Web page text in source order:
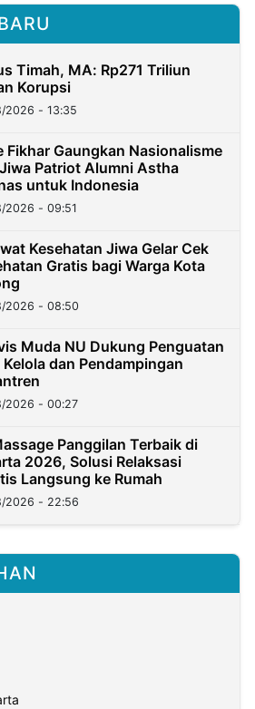
Timah, MA: Rp271 Triliun
Korupsi
2026 - 13:35
Fikhar Gaungkan Nasionalisme
Patriot Alumni Astha
untuk Indonesia
2026 - 09:51
Kesehatan Jiwa Gelar Cek
Gratis bagi Warga Kota
2026 - 08:50
Muda NU Dukung Penguatan
Kelola dan Pendampingan
2026 - 00:27
Panggilan Terbaik di
2026, Solusi Relaksasi
Langsung ke Rumah
2026 - 22:56